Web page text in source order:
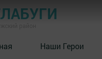
Наши Герои